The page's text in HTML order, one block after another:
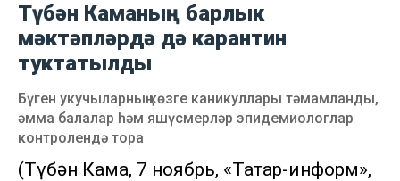
Түбән Каманың барлык
мәктәпләрдә дә карантин
туктатылды
Бүген укучыларның көзге каникуллары тәмамланды,
әмма балалар һәм яшүсмерләр эпидемиологлар
контролендә тора
(Түбән Кама, 7 ноябрь, «Татар-информ»,